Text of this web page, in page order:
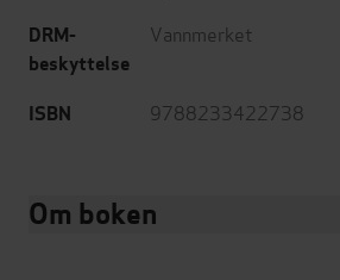
DRM-
beskyttelse
Vannmerket
ISBN 9788233422738
Om boken